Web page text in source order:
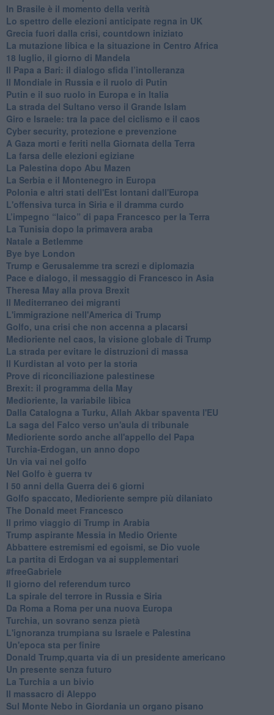
In Brasile è il momento della verità
Lo spettro delle elezioni anticipate regna in UK
Grecia fuori dalla crisi, countdown iniziato
La mutazione libica e la situazione in Centro Africa
18 luglio, il giorno di Mandela
Il Papa a Bari: il dialogo sfida l’intolleranza
Il Mondiale in Russia e il ruolo di Putin
Putin e il suo ruolo in Europa e in Italia
La strada del Sultano verso il Grande Islam
Giro e Israele: tra la pace del ciclismo e il caos
Cyber security, protezione e prevenzione
A Gaza morti e feriti nella Giornata della Terra
La farsa delle elezioni egiziane
La Palestina dopo Abu Mazen
La Serbia e il Montenegro in Europa
Polonia e altri stati dell'Est lontani dall'Europa
L'offensiva turca in Siria e il dramma curdo
L’impegno “laico” di papa Francesco per la Terra
La Tunisia dopo la primavera araba
Natale a Betlemme
Bye bye London
Trump e Gerusalemme tra screzi e diplomazia
Pace e dialogo, il messaggio di Francesco in Asia
Theresa May alla prova Brexit
Il Mediterraneo dei migranti
L'immigrazione nell'America di Trump
Golfo, una crisi che non accenna a placarsi
Medioriente nel caos, la visione globale di Trump
La strada per evitare le distruzioni di massa
Il Kurdistan al voto per la storia
Prove di riconciliazione palestinese
Brexit: il programma della May
Medioriente, la variabile libica
Dalla Catalogna a Turku, Allah Akbar spaventa l'EU
La saga del Falco verso un'aula di tribunale
Medioriente sordo anche all'appello del Papa
Turchia-Erdogan, un anno dopo
Un via vai nel golfo
Nel Golfo è guerra tv
I 50 anni della Guerra dei 6 giorni
Golfo spaccato, Medioriente sempre più dilaniato
The Donald meet Francesco
Il primo viaggio di Trump in Arabia
Trump aspirante Messia in Medio Oriente
Abbattere estremismi ed egoismi, se Dio vuole
La partita di Erdogan va ai supplementari
#freeGabriele
Il giorno del referendum turco
La spirale del terrore in Russia e Siria
Da Roma a Roma per una nuova Europa
Turchia, un sovrano senza pietà
L'ignoranza trumpiana su Israele e Palestina
Un'epoca sta per finire
Donald Trump,quarta via di un presidente americano
Un presente senza futuro
La Turchia a un bivio
Il massacro di Aleppo
Sul Monte Nebo in Giordania un organo pisano